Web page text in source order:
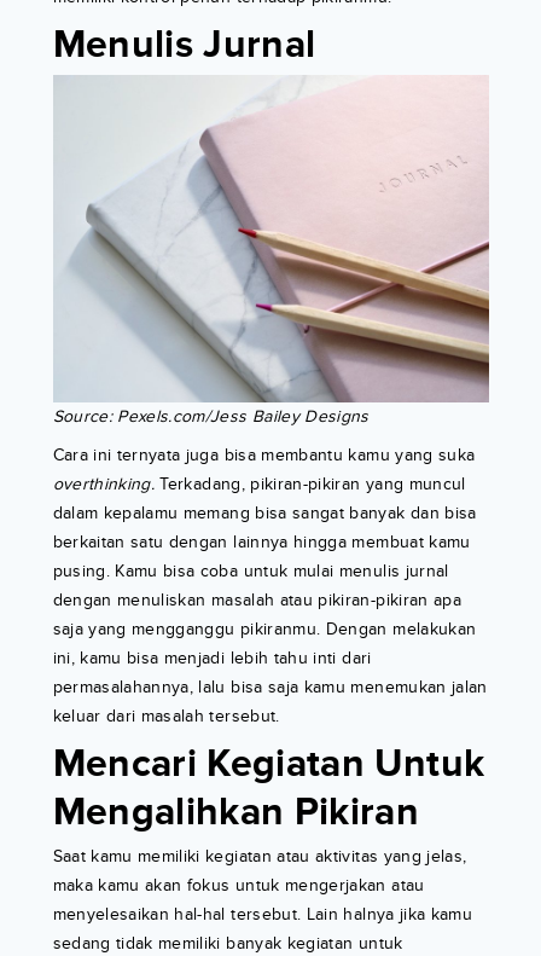
Menulis Jurnal
Source: Pexels.com/Jess Bailey Designs
Cara ini ternyata juga bisa membantu kamu yang suka
overthinking. Terkadang, pikiran-pikiran yang muncul
dalam kepalamu memang bisa sangat banyak dan bisa
berkaitan satu dengan lainnya hingga membuat kamu
pusing. Kamu bisa coba untuk mulai menulis jurnal
dengan menuliskan masalah atau pikiran-pikiran apa
saja yang mengganggu pikiranmu. Dengan melakukan
ini, kamu bisa menjadi lebih tahu inti dari
permasalahannya, lalu bisa saja kamu menemukan jalan
keluar dari masalah tersebut.
Mencari Kegiatan Untuk
Mengalihkan Pikiran
Saat kamu memiliki kegiatan atau aktivitas yang jelas,
maka kamu akan fokus untuk mengerjakan atau
menyelesaikan hal-hal tersebut. Lain halnya jika kamu
sedang tidak memiliki banyak kegiatan untuk